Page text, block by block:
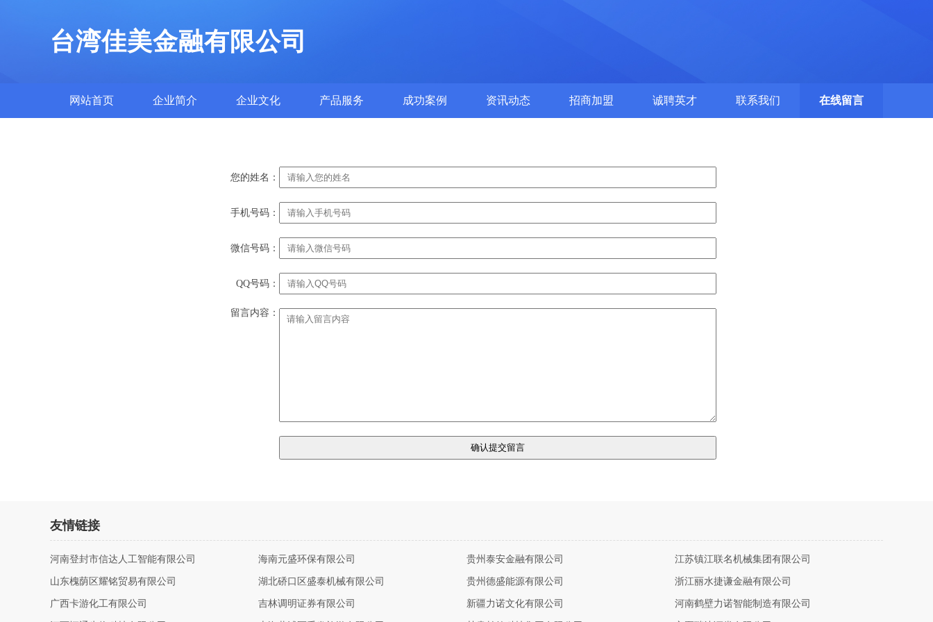
台湾佳美金融有限公司
网站首页 企业简介 企业文化 产品服务 成功案例 资讯动态 招商加盟 诚聘英才 联系我们 在线留言
您的姓名：
手机号码：
微信号码：
QQ号码：
留言内容：
友情链接
河南登封市信达人工智能有限公司 海南元盛环保有限公司 贵州泰安金融有限公司 江苏镇江联名机械集团有限公司
山东槐荫区耀铭贸易有限公司 湖北硚口区盛泰机械有限公司 贵州德盛能源有限公司 浙江丽水捷谦金融有限公司
广西卡游化工有限公司 吉林调明证券有限公司 新疆力诺文化有限公司 河南鹤壁力诺智能制造有限公司